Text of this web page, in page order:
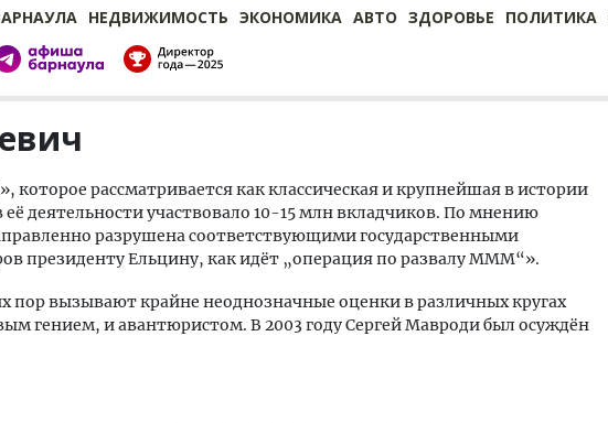
НЕДВИЖИМОСТЬ ЭКОНОМИКА АВТО ЗДОРОВЬЕ ПОЛИТИКА
рассматривается как классическая и крупнейшая в истории
деятельности участвовало 10-15 млн вкладчиков. По мнению
разрушена соответствующими государственными
президенту Ельцину, как идёт „операция по развалу МММ“».
пор вызывают крайне неоднозначные оценки в различных кругах
гением, и авантюристом. В 2003 году Сергей Мавроди был осуждён